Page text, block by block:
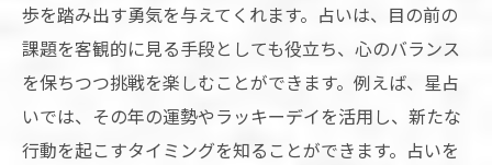
歩を踏み出す勇気を与えてくれます。占いは、目の前の
課題を客観的に見る手段としても役立ち、心のバランス
を保ちつつ挑戦を楽しむことができます。例えば、星占
いでは、その年の運勢やラッキーデイを活用し、新たな
行動を起こすタイミングを知ることができます。占いを